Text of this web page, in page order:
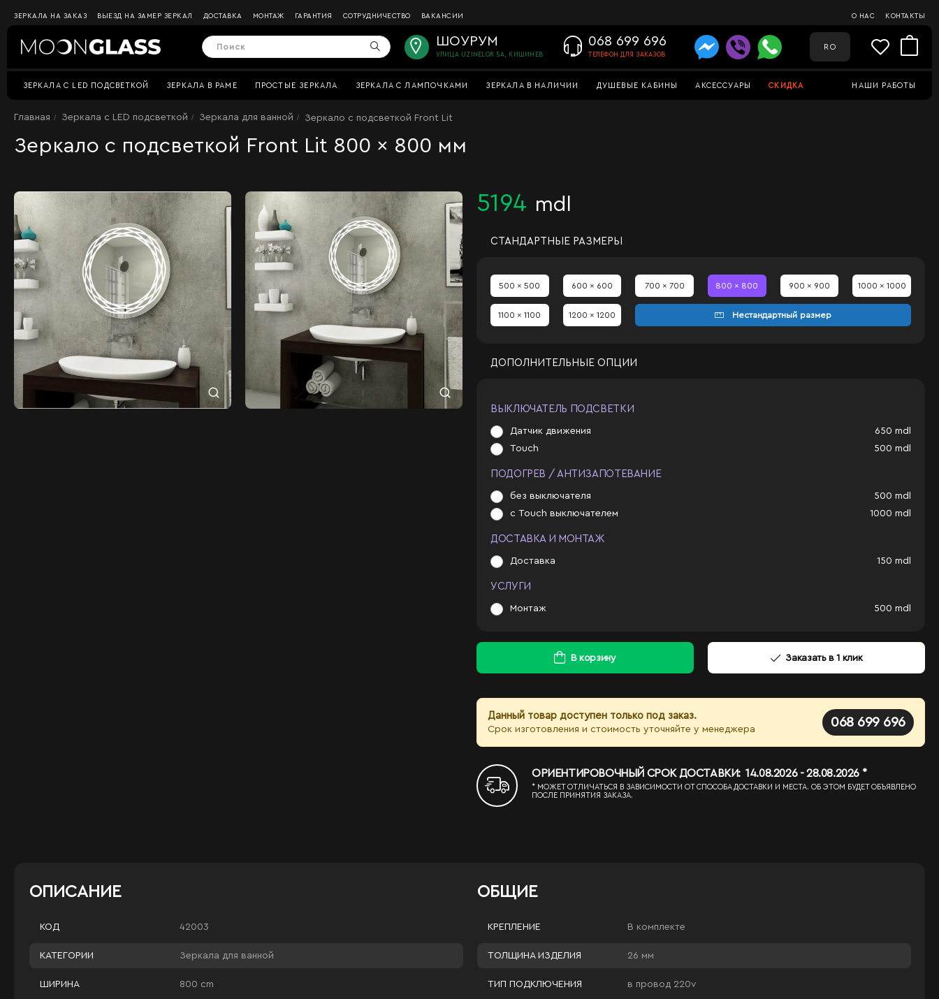
ЗЕРКАЛА НА ЗАКАЗ ВЫЕЗД НА ЗАМЕР ЗЕРКАЛ ДОСТАВКА МОНТАЖ ГАРАНТИЯ СОТРУДНИЧЕСТВО ВАКАНСИИ О НАС КОНТАКТЫ
ШОУРУМ
УЛИЦА UZINELOR 5A, КИШИНЕВ
068 699 696
ТЕЛЕФОН ДЛЯ ЗАКАЗОВ
RO
ЗЕРКАЛА C LED ПОДСВЕТКОЙ ЗЕРКАЛА В РАМЕ ПРОСТЫЕ ЗЕРКАЛА ЗЕРКАЛА С ЛАМПОЧКАМИ ЗЕРКАЛА В НАЛИЧИИ ДУШЕВЫЕ КАБИНЫ АКСЕССУАРЫ СКИДКА НАШИ РАБОТЫ
Главная Зеркала c LED подсветкой Зеркала для ванной Зеркало с подсветкой Front Lit
Зеркало с подсветкой Front Lit 800 x 800 мм
5194 mdl
СТАНДАРТНЫЕ РАЗМЕРЫ
500 x 500 600 x 600 700 x 700 800 x 800 900 x 900 1000 x 1000
1100 x 1100 1200 x 1200 Нестандартный размер
ДОПОЛНИТЕЛЬНЫЕ ОПЦИИ
ВЫКЛЮЧАТЕЛЬ ПОДСВЕТКИ
Датчик движения 650 mdl
Touch
500 mdl
ПОДОГРЕВ / АНТИЗАПОТЕВАНИЕ
без выключателя 500 mdl
с Touch выключателем
1000 mdl
ДОСТАВКА И МОНТАЖ
Доставка 150 mdl
УСЛУГИ
Монтаж 500 mdl
В корзину Заказать в 1 клик
Данный товар доступен только под заказ.
Срок изготовления и стоимость уточняйте у менеджера 068 699 696
ОРИЕНТИРОВОЧНЫЙ СРОК ДОСТАВКИ: 14.08.2026 - 28.08.2026 *
* МОЖЕТ ОТЛИЧАТЬСЯ В ЗАВИСИМОСТИ ОТ СПОСОБА ДОСТАВКИ И МЕСТА. ОБ ЭТОМ БУДЕТ ОБЪЯВЛЕНО
ПОСЛЕ ПРИНЯТИЯ ЗАКАЗА.
ОПИСАНИЕ
КОД 42003
КАТЕГОРИИ Зеркала для ванной
ШИРИНА 800 cm
ОБЩИЕ
КРЕПЛЕНИЕ В комплекте
ТОЛЩИНА ИЗДЕЛИЯ 26 мм
ТИП ПОДКЛЮЧЕНИЯ в провод 220v